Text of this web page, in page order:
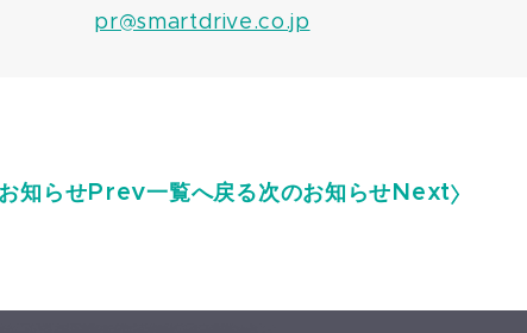
pr@smartdrive.co.jp
知らせ Prev 次のお知らせ Next
一覧へ戻る